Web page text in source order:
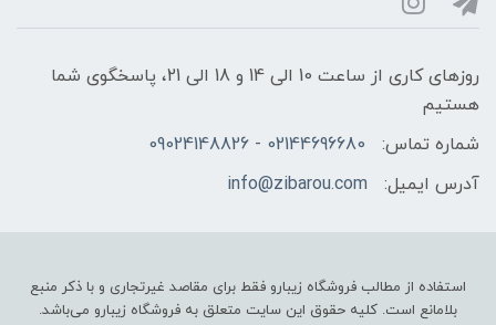
روزهای کاری از ساعت 10 الی 14 و 18 الی 21، پاسخگوی شما
هستیم
شماره تماس:
02144696680 - 09024148826
آدرس ایمیل:
info@zibarou.com
استفاده از مطالب فروشگاه زیبارو فقط برای مقاصد غیرتجاری و با ذکر منبع
بلامانع است. کلیه حقوق این سایت متعلق به فروشگاه زیبارو می‌باشد.